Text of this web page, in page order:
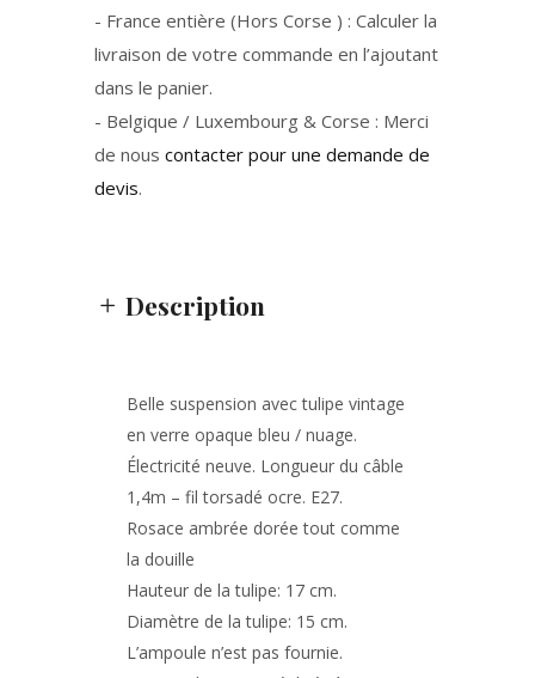
- France entière (Hors Corse ) : Calculer la
livraison de votre commande en l’ajoutant
dans le panier.
- Belgique / Luxembourg & Corse : Merci
de nous contacter pour une demande de
devis.
Description
Belle suspension avec tulipe vintage
en verre opaque bleu / nuage.
Électricité neuve. Longueur du câble
1,4m – fil torsadé ocre. E27.
Rosace ambrée dorée tout comme
la douille
Hauteur de la tulipe: 17 cm.
Diamètre de la tulipe: 15 cm.
L’ampoule n’est pas fournie.